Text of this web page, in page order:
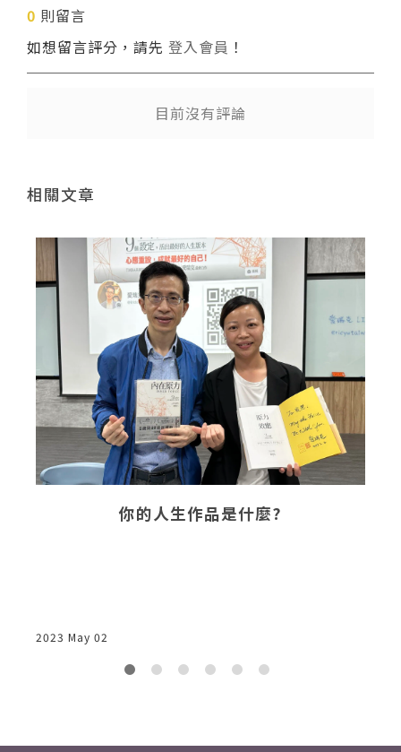
0 則留言
如想留言評分，請先 登入會員 ！
目前沒有評論
相關文章
你的人生作品是什麼?
2023 May 02